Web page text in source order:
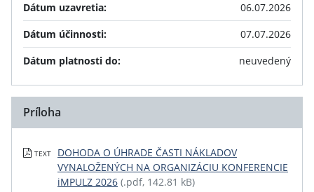
Dátum uzavretia:
06.07.2026
Dátum účinnosti:
07.07.2026
Dátum platnosti do:
neuvedený
Príloha
TEXT
DOHODA O ÚHRADE ČASTI NÁKLADOV
VYNALOŽENÝCH NA ORGANIZÁCIU KONFERENCIE
iMPULZ 2026 (.pdf, 142.81 kB)